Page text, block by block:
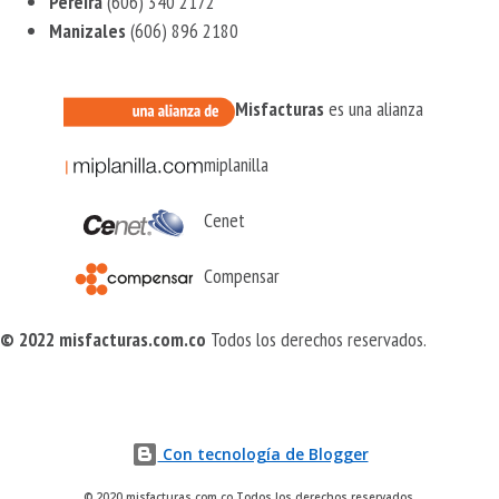
Manizales (606) 896 2180
Misfacturas es una alianza
miplanilla
Cenet
Compensar
© 2022 misfacturas.com.co Todos los derechos reservados.
Con tecnología de Blogger